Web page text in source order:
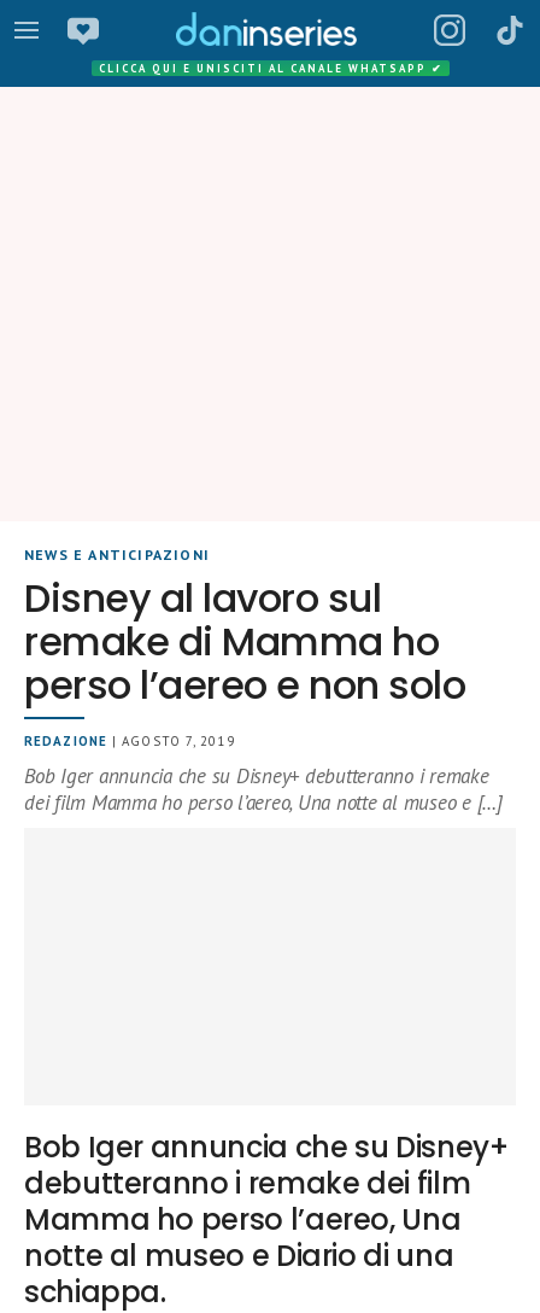
CLICCA QUI E UNISCITI AL CANALE WHATSAPP ✔
NEWS E ANTICIPAZIONI
Disney al lavoro sul
remake di Mamma ho
perso l’aereo e non solo
REDAZIONE | AGOSTO 7, 2019
Bob Iger annuncia che su Disney+ debutteranno i remake
dei film Mamma ho perso l’aereo, Una notte al museo e […]
Bob Iger annuncia che su Disney+
debutteranno i remake dei film
Mamma ho perso l’aereo, Una
notte al museo e Diario di una
schiappa.